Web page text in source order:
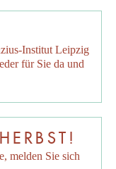
Institut Leipzig
für Sie da und
melden Sie sich